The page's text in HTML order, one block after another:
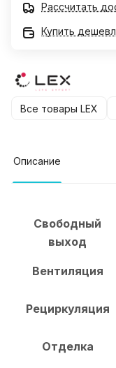
Рассчитать
Купить
Все товары LEX
Описание
Свободный
выход
Вентиляция
Рециркуляция
Отделка